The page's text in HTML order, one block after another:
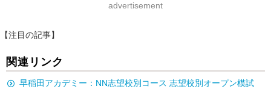
advertisement
【注目の記事】
関連リンク
早稲田アカデミー：NN志望校別コース 志望校別オープン模試